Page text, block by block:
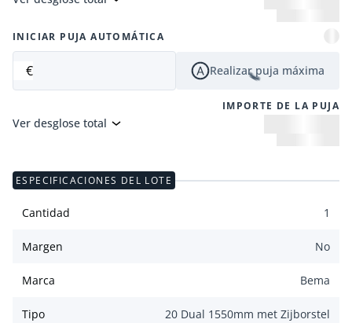
INICIAR PUJA AUTOMÁTICA
€ Realizar puja máxima
IMPORTE DE LA PUJA
Ver desglose total
ESPECIFICACIONES DEL LOTE
Cantidad 1
Margen No
Marca Bema
Tipo 20 Dual 1550mm met Zijborstel